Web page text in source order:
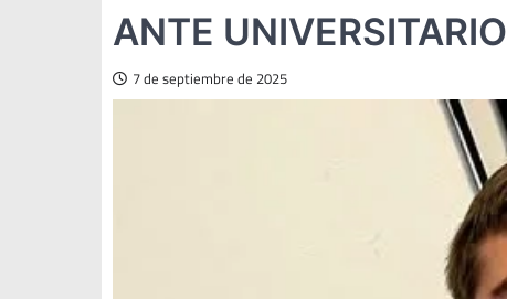
ANTE UNIVERSITARIO
7 de septiembre de 2025